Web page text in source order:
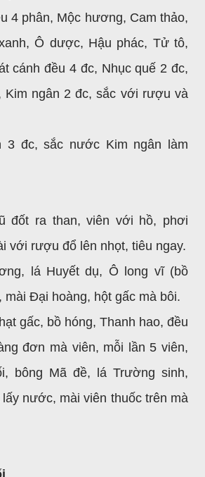
4 phân, Mộc hương, Cam thảo,
Ô dược, Hậu phác, Tử tô,
cánh đều 4 đc, Nhục quế 2 đc,
Kim ngân 2 đc, sắc với rượu và
3 đc, sắc nước Kim ngân làm
đốt ra than, viên với hồ, phơi
với rượu đổ lên nhọt, tiêu ngay.
lá Huyết dụ, Ô long vĩ (bồ
mài Đại hoàng, hột gấc mà bôi.
gấc, bồ hóng, Thanh hao, đều
đơn mà viên, mỗi lần 5 viên,
bông Mã đề, lá Trường sinh,
nước, mài viên thuốc trên mà